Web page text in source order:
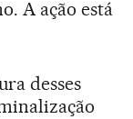
A ação está
desses